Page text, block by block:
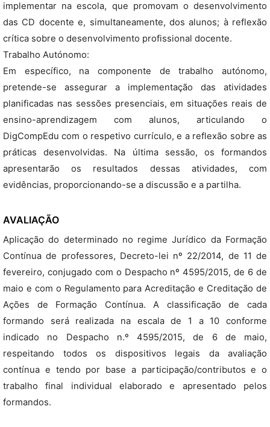
implementar na escola, que promovam o desenvolvimento
das CD docente e, simultaneamente, dos alunos; à reflexão
crítica sobre o desenvolvimento profissional docente.
Trabalho Autónomo:
Em específico, na componente de trabalho autónomo,
pretende-se assegurar a implementação das atividades
planificadas nas sessões presenciais, em situações reais de
ensino-aprendizagem com alunos, articulando o
DigCompEdu com o respetivo currículo, e a reflexão sobre as
práticas desenvolvidas. Na última sessão, os formandos
apresentarão os resultados dessas atividades, com
evidências, proporcionando-se a discussão e a partilha.
AVALIAÇÃO
Aplicação do determinado no regime Jurídico da Formação
Contínua de professores, Decreto-lei nº 22/2014, de 11 de
fevereiro, conjugado com o Despacho nº 4595/2015, de 6 de
maio e com o Regulamento para Acreditação e Creditação de
Ações de Formação Contínua. A classificação de cada
formando será realizada na escala de 1 a 10 conforme
indicado no Despacho n.º 4595/2015, de 6 de maio,
respeitando todos os dispositivos legais da avaliação
contínua e tendo por base a participação/contributos e o
trabalho final individual elaborado e apresentado pelos
formandos.